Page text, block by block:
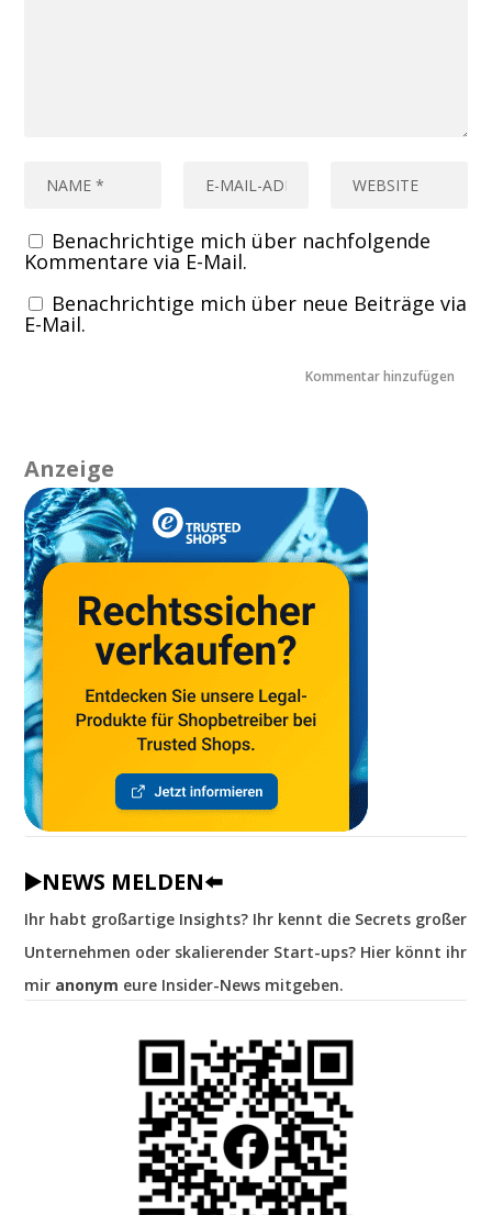
Benachrichtige mich über nachfolgende
Kommentare via E-Mail.
Benachrichtige mich über neue Beiträge via
E-Mail.
Anzeige
▶️NEWS MELDEN⬅️
Ihr habt großartige Insights? Ihr kennt die Secrets großer
Unternehmen oder skalierender Start-ups? Hier könnt ihr
mir anonym eure Insider-News mitgeben.